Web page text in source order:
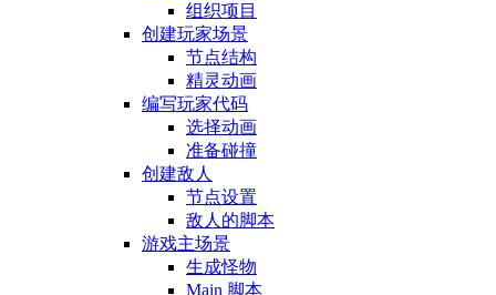
组织项目
创建玩家场景
节点结构
精灵动画
编写玩家代码
选择动画
准备碰撞
创建敌人
节点设置
敌人的脚本
游戏主场景
生成怪物
Main 脚本